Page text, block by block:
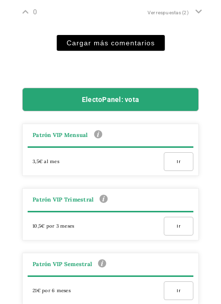
0 Ver respuestas(2)
Cargar más comentarios
ElectoPanel: vota
Patrón VIP Mensual
3,5€ al mes Ir
Patrón VIP Trimestral
10,5€ por 3 meses Ir
Patrón VIP Semestral
21€ por 6 meses Ir